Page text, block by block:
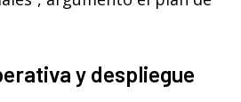
y despliegue